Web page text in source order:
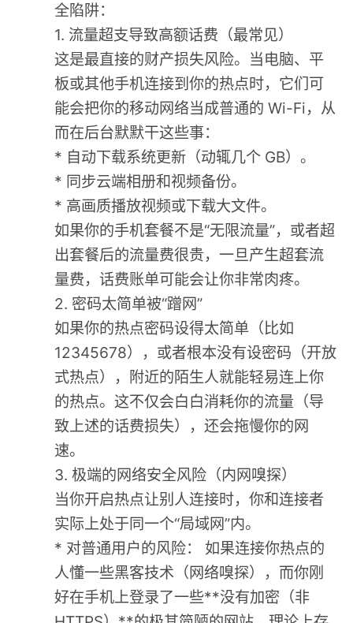
全陷阱：
1. 流量超支导致高额话费（最常见）
这是最直接的财产损失风险。当电脑、平
板或其他手机连接到你的热点时，它们可
能会把你的移动网络当成普通的 Wi-Fi，从
而在后台默默干这些事：
* 自动下载系统更新（动辄几个 GB）。
* 同步云端相册和视频备份。
* 高画质播放视频或下载大文件。
如果你的手机套餐不是“无限流量”，或者超
出套餐后的流量费很贵，一旦产生超套流
量费，话费账单可能会让你非常肉疼。
2. 密码太简单被“蹭网”
如果你的热点密码设得太简单（比如
12345678），或者根本没有设密码（开放
式热点），附近的陌生人就能轻易连上你
的热点。这不仅会白白消耗你的流量（导
致上述的话费损失），还会拖慢你的网
速。
3. 极端的网络安全风险（内网嗅探）
当你开启热点让别人连接时，你和连接者
实际上处于同一个“局域网”内。
* 对普通用户的风险： 如果连接你热点的
人懂一些黑客技术（网络嗅探），而你刚
好在手机上登录了一些**没有加密（非